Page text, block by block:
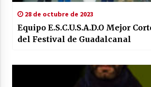
28 de octubre de 2023
Equipo E.S.C.U.S.A.D.O Mejor
del Festival de Guadalcanal